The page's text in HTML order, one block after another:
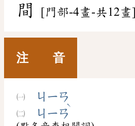
間 [門部-4畫-共12畫]
注 音
ㄐㄧㄢ
ㄐㄧㄢ
ˋ